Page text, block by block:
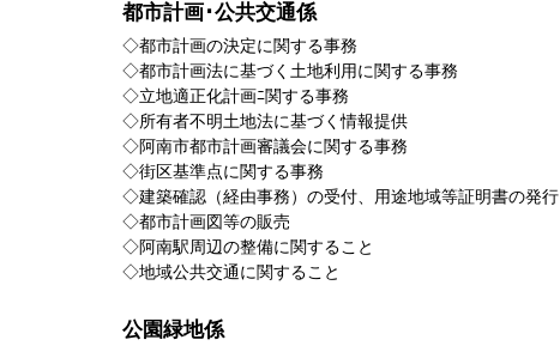
都市計画･公共交通係
◇都市計画の決定に関する事務
◇都市計画法に基づく土地利用に関する事務
◇立地適正化計画ﾆ関する事務
◇所有者不明土地法に基づく情報提供
◇阿南市都市計画審議会に関する事務
◇街区基準点に関する事務
◇建築確認（経由事務）の受付、用途地域等証明書の発行
◇都市計画図等の販売
◇阿南駅周辺の整備に関すること
◇地域公共交通に関すること
公園緑地係